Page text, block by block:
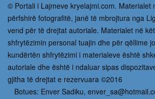
© Portali i Lajmeve kryelajmi.com. Materialet
përfshirë fotografitë, janë të mbrojtura nga
vend për të drejtat autoriale. Materialet në
shfrytëzimin personal tuajin dhe për qëllime
kundërtën shfrytëzimi i materialeve është
autoriale dhe është i ndaluar sipas
gjitha të drejtat e rezervuara ©2016
Botues: Enver Sadiku,